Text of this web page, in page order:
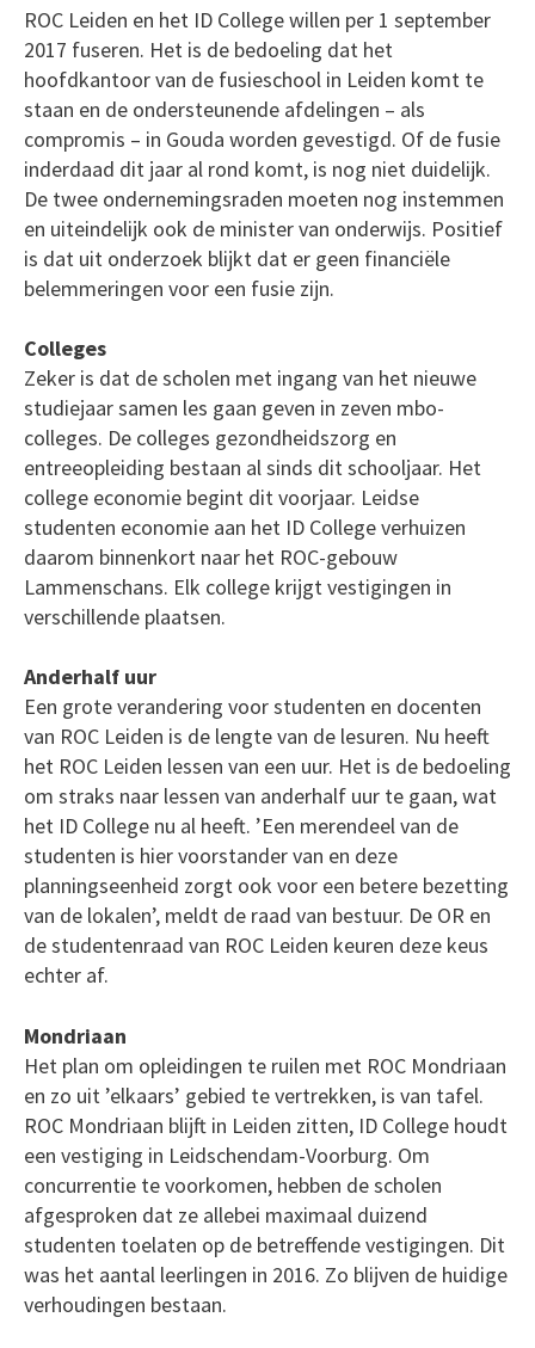
ROC Leiden en het ID College willen per 1 september
2017 fuseren. Het is de bedoeling dat het
hoofdkantoor van de fusieschool in Leiden komt te
staan en de ondersteunende afdelingen – als
compromis – in Gouda worden gevestigd. Of de fusie
inderdaad dit jaar al rond komt, is nog niet duidelijk.
De twee ondernemingsraden moeten nog instemmen
en uiteindelijk ook de minister van onderwijs. Positief
is dat uit onderzoek blijkt dat er geen financiële
belemmeringen voor een fusie zijn.
Colleges
Zeker is dat de scholen met ingang van het nieuwe
studiejaar samen les gaan geven in zeven mbo-
colleges. De colleges gezondheidszorg en
entreeopleiding bestaan al sinds dit schooljaar. Het
college economie begint dit voorjaar. Leidse
studenten economie aan het ID College verhuizen
daarom binnenkort naar het ROC-gebouw
Lammenschans. Elk college krijgt vestigingen in
verschillende plaatsen.
Anderhalf uur
Een grote verandering voor studenten en docenten
van ROC Leiden is de lengte van de lesuren. Nu heeft
het ROC Leiden lessen van een uur. Het is de bedoeling
om straks naar lessen van anderhalf uur te gaan, wat
het ID College nu al heeft. ’Een merendeel van de
studenten is hier voorstander van en deze
planningseenheid zorgt ook voor een betere bezetting
van de lokalen’, meldt de raad van bestuur. De OR en
de studentenraad van ROC Leiden keuren deze keus
echter af.
Mondriaan
Het plan om opleidingen te ruilen met ROC Mondriaan
en zo uit ’elkaars’ gebied te vertrekken, is van tafel.
ROC Mondriaan blijft in Leiden zitten, ID College houdt
een vestiging in Leidschendam-Voorburg. Om
concurrentie te voorkomen, hebben de scholen
afgesproken dat ze allebei maximaal duizend
studenten toelaten op de betreffende vestigingen. Dit
was het aantal leerlingen in 2016. Zo blijven de huidige
verhoudingen bestaan.